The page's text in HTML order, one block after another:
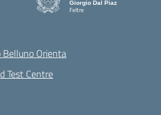
Giorgio Dal Piaz
Feltre